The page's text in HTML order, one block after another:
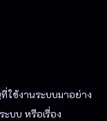
ใช้งานระบบมาอย่าง
บบ หรือเรื่อง